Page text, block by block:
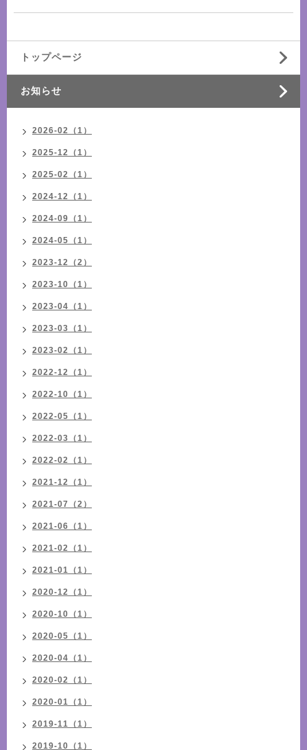
トップページ
お知らせ
2026-02（1）
2025-12（1）
2025-02（1）
2024-12（1）
2024-09（1）
2024-05（1）
2023-12（2）
2023-10（1）
2023-04（1）
2023-03（1）
2023-02（1）
2022-12（1）
2022-10（1）
2022-05（1）
2022-03（1）
2022-02（1）
2021-12（1）
2021-07（2）
2021-06（1）
2021-02（1）
2021-01（1）
2020-12（1）
2020-10（1）
2020-05（1）
2020-04（1）
2020-02（1）
2020-01（1）
2019-11（1）
2019-10（1）